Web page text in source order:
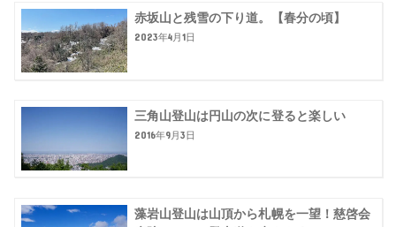
赤坂山と残雪の下り道。【春分の頃】
2023年4月1日
三角山登山は円山の次に登ると楽しい
2016年9月3日
藻岩山登山は山頂から札幌を一望！慈啓会